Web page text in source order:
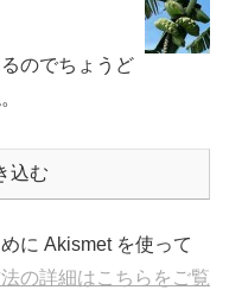
のでちょうど
込む
に Akismet を使って
の詳細はこちらをご覧